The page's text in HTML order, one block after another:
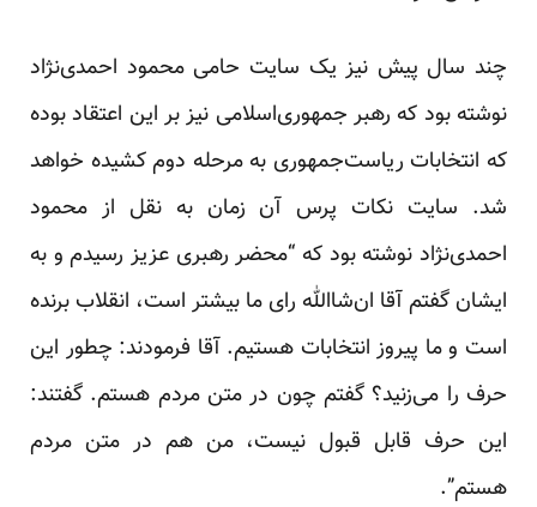
چند سال پیش نیز یک سایت حامی محمود احمدی‌نژاد
نوشته بود که رهبر جمهوری‌اسلامی نیز بر این اعتقاد بوده
که انتخابات ریاست‌جمهوری به مرحله دوم کشیده خواهد
شد. سایت نکات پرس آن زمان به نقل از محمود
احمدی‌نژاد نوشته بود که “محضر رهبری عزیز رسیدم و به
ایشان گفتم آقا ان‌شاالله رای ما بیشتر است، انقلاب برنده
است و ما پیروز انتخابات هستیم. آقا فرمودند: چطور این
حرف را می‌زنید؟ گفتم چون در متن مردم هستم. گفتند:
این حرف قابل قبول نیست، من هم در متن مردم
هستم”.